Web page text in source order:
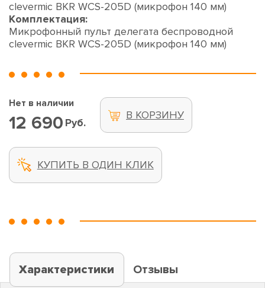
clevermic BKR WCS-205D (микрофон 140 мм)
Комплектация:
Микрофонный пульт делегата беспроводной
clevermic BKR WCS-205D (микрофон 140 мм)
Нет в наличии
12 690 Руб.
В КОРЗИНУ
КУПИТЬ В ОДИН КЛИК
Характеристики Отзывы